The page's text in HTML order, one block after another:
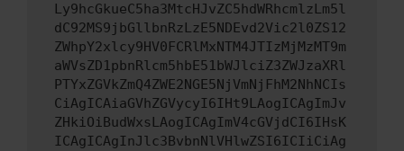
Ly9hcGkueC5ha3MtcHJvZC5hdWRhcmlzLm5l
dC92MS9jbGllbnRzLzE5NDEvd2Vic2l0ZS12
ZWhpY2xlcy9HV0FCRlMxNTM4JTIzMjMzMT9m
aWVsZD1pbnRlcm5hbE51bWJlciZ3ZWJzaXRl
PTYxZGVkZmQ4ZWE2NGE5NjVmNjFhM2NhNCIs
CiAgICAiaGVhZGVycyI6IHt9LAogICAgImJv
ZHkiOiBudWxsLAogICAgImV4cGVjdCI6IHsK
ICAgICAgInJlc3BvbnNlVHlwZSI6ICIiCiAg